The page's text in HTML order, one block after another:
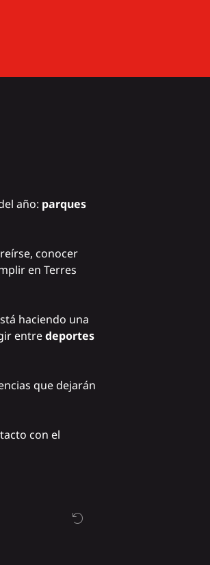
año: parques
conocer
en Terres
haciendo una
entredeportes
que dejarán
con el